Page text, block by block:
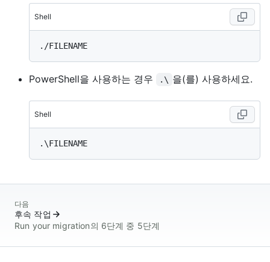
Shell
PowerShell을 사용하는 경우 .\ 을(를) 사용하세요.
Shell
다음
후속 작업
Run your migration의 6단계 중 5단계